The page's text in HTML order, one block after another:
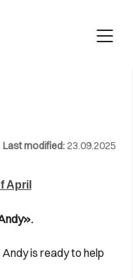
Last modified:23.09.2025
April
is ready to help